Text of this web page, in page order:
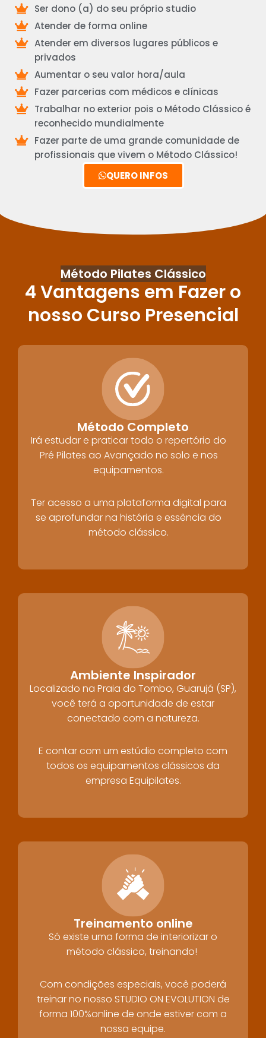
Ser dono (a) do seu próprio studio
Atender de forma online
Atender em diversos lugares públicos e
privados
Aumentar o seu valor hora/aula
Fazer parcerias com médicos e clínicas
Trabalhar no exterior pois o Método Clássico é
reconhecido mundialmente
Fazer parte de uma grande comunidade de
profissionais que vivem o Método Clássico!
QUERO INFOS
Método Pilates Clássico
4 Vantagens em Fazer o
nosso Curso Presencial
Método Completo
Irá estudar e praticar todo o repertório do
Pré Pilates ao Avançado no solo e nos
equipamentos.
Ter acesso a uma plataforma digital para
se aprofundar na história e essência do
método clássico.
Ambiente Inspirador
Localizado na Praia do Tombo, Guarujá (SP),
você terá a oportunidade de estar
conectado com a natureza.
E contar com um estúdio completo com
todos os equipamentos clássicos da
empresa Equipilates.
Treinamento online
Só existe uma forma de interiorizar o
método clássico, treinando!
Com condições especiais, você poderá
treinar no nosso STUDIO ON EVOLUTION de
forma 100%online de onde estiver com a
nossa equipe.